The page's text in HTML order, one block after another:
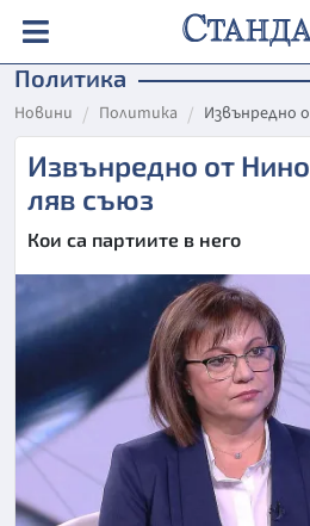
Политика
Новини Политика Извънредно
Извънредно от
ляв съюз
Кои са партиите в него